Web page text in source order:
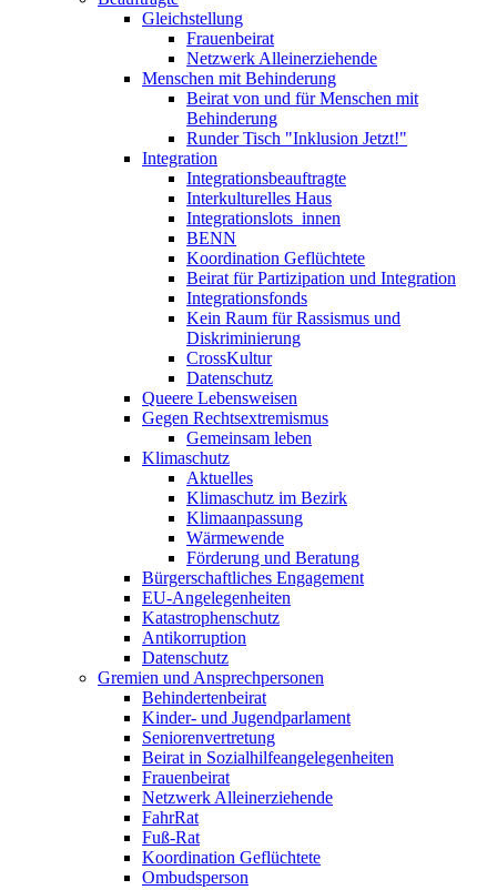
Gleichstellung
Frauenbeirat
Netzwerk Alleinerziehende
Menschen mit Behinderung
Beirat von und für Menschen mit
Behinderung
Runder Tisch "Inklusion Jetzt!"
Integration
Integrations­beauftragte
Interkulturelles Haus
Integrations­lots_innen
BENN
Koordination Geflüchtete
Beirat für Partizipation und Integration
Integrationsfonds
Kein Raum für Rassismus und
Diskriminierung
CrossKultur
Datenschutz
Queere Lebensweisen
Gegen Rechts­extremismus
Gemeinsam leben
Klimaschutz
Aktuelles
Klimaschutz im Bezirk
Klima­anpassung
Wärmewende
Förderung und Beratung
Bürgerschaft­liches Engagement
EU-Angelegenheiten
Katastrophen­schutz
Antikorruption
Datenschutz
Gremien und Ansprech­personen
Behinderten­beirat
Kinder- und Jugend­parlament
Senioren­vertretung
Beirat in Sozialhilfe­angelegenheiten
Frauenbeirat
Netzwerk Alleinerziehende
FahrRat
Fuß-Rat
Koordination Geflüchtete
Ombuds­person